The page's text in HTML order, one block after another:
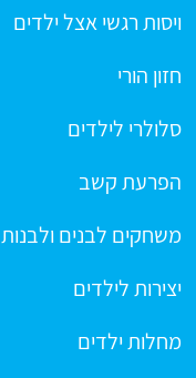
ויסות רגשי אצל ילדים
חזון הורי
סלולרי לילדים
הפרעת קשב
משחקים לבנים ולבנות
יצירות לילדים
מחלות ילדים